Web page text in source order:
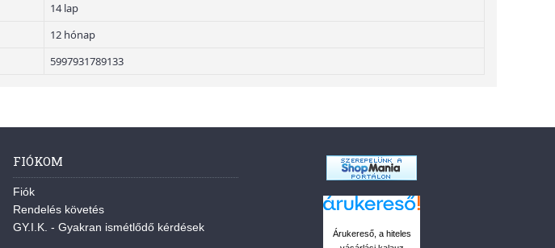
14 lap
12 hónap
5997931789133
FIÓKOM
Fiók
Rendelés követés
GY.I.K. - Gyakran ismétlődő kérdések
Árukereső, a hiteles